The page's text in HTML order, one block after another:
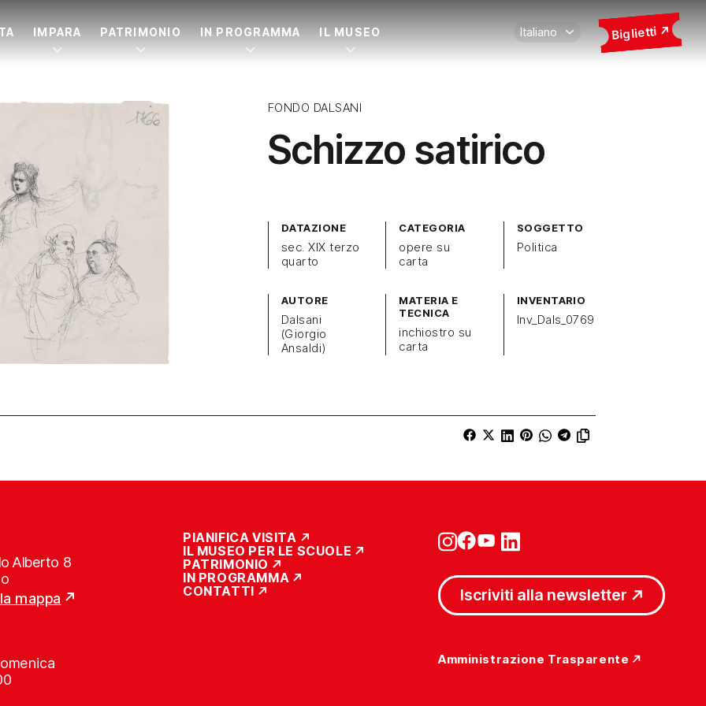
IMPARA PATRIMONIO IN PROGRAMMA IL MUSEO Biglietti
FONDO DALSANI
Schizzo satirico
DATAZIONE
sec. XIX terzo
quarto
CATEGORIA
opere su
carta
SOGGETTO
Politica
AUTORE
Dalsani
(Giorgio
Ansaldi)
MATERIA E
TECNICA
inchiostro su
carta
INVENTARIO
Inv_Dals_0769
Alberto 8
mappa
PIANIFICA VISITA
IL MUSEO PER LE SCUOLE
PATRIMONIO
IN PROGRAMMA
CONTATTI
Iscriviti alla newsletter
Amministrazione Trasparente